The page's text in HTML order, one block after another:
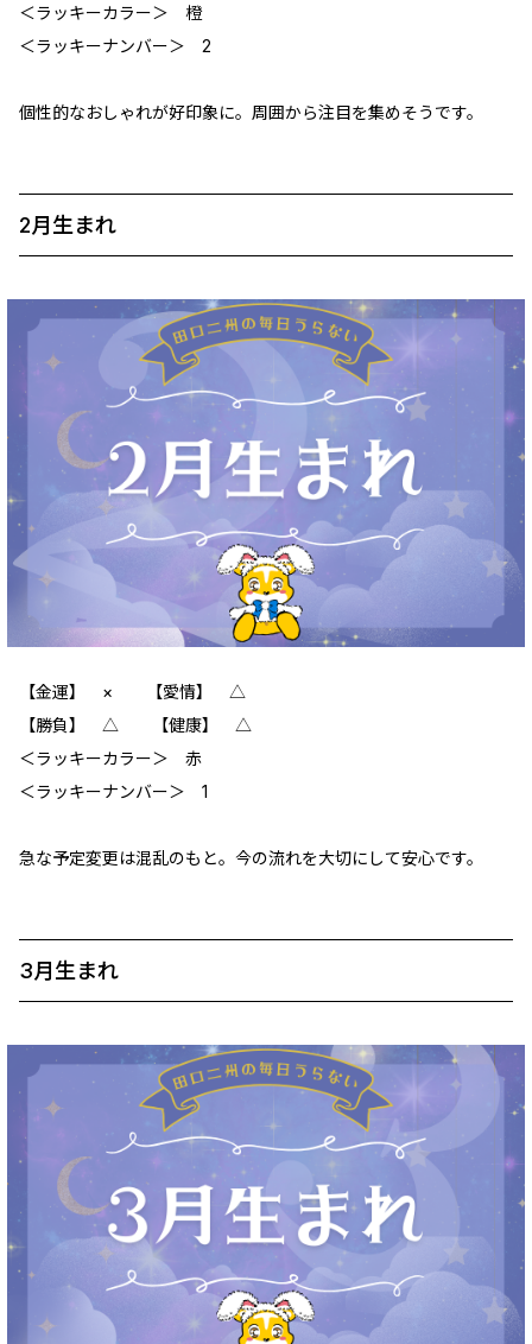
＜ラッキーカラー＞ 橙
＜ラッキーナンバー＞ 2
個性的なおしゃれが好印象に。周囲から注目を集めそうです。
2月生まれ
【金運】 × 【愛情】 △
【勝負】 △ 【健康】 △
＜ラッキーカラー＞ 赤
＜ラッキーナンバー＞ 1
急な予定変更は混乱のもと。今の流れを大切にして安心です。
3月生まれ